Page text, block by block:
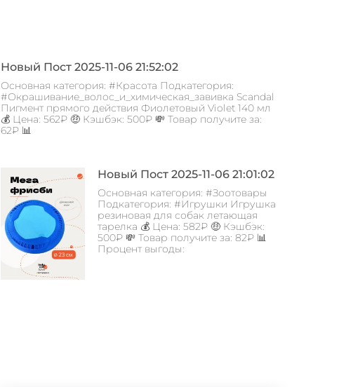
Новый Пост 2025-11-06 21:52:02
Основная категория: #Красота Подкатегория:
#Окрашивание_волос_и_химическая_завивка Scandal
Пигмент прямого действия Фиолетовый Violet 140 мл
💰 Цена: 562₽ 🤑 Кэшбэк: 500₽ 💸 Товар получите за:
62₽ 📊
Новый Пост 2025-11-06 21:01:02
Основная категория: #Зоотовары
Подкатегория: #Игрушки Игрушка
резиновая для собак летающая
тарелка 💰 Цена: 582₽ 🤑 Кэшбэк:
500₽ 💸 Товар получите за: 82₽ 📊
Процент выгоды: